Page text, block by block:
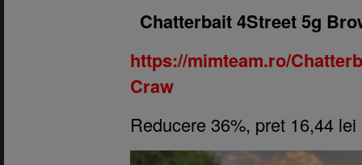
Chatterbait 4Street 5g
https://mimteam.ro/
Craw
Reducere 36%, pret 16,44 lei